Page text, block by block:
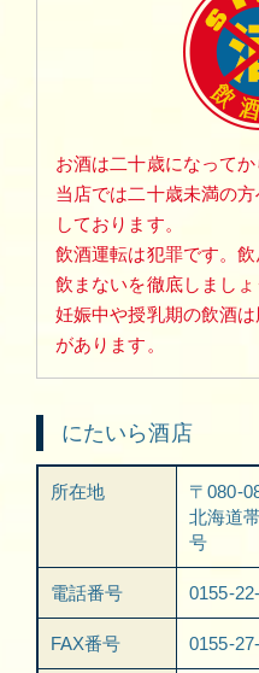
お酒は二十歳になってか
当店では二十歳未満の
しております。
飲酒運転は犯罪です。
飲まないを徹底しましょ
妊娠中や授乳期の飲酒
があります。
にたいら酒店
所在地
〒080-
北海道
号
電話番号 0155-
FAX番号 0155-